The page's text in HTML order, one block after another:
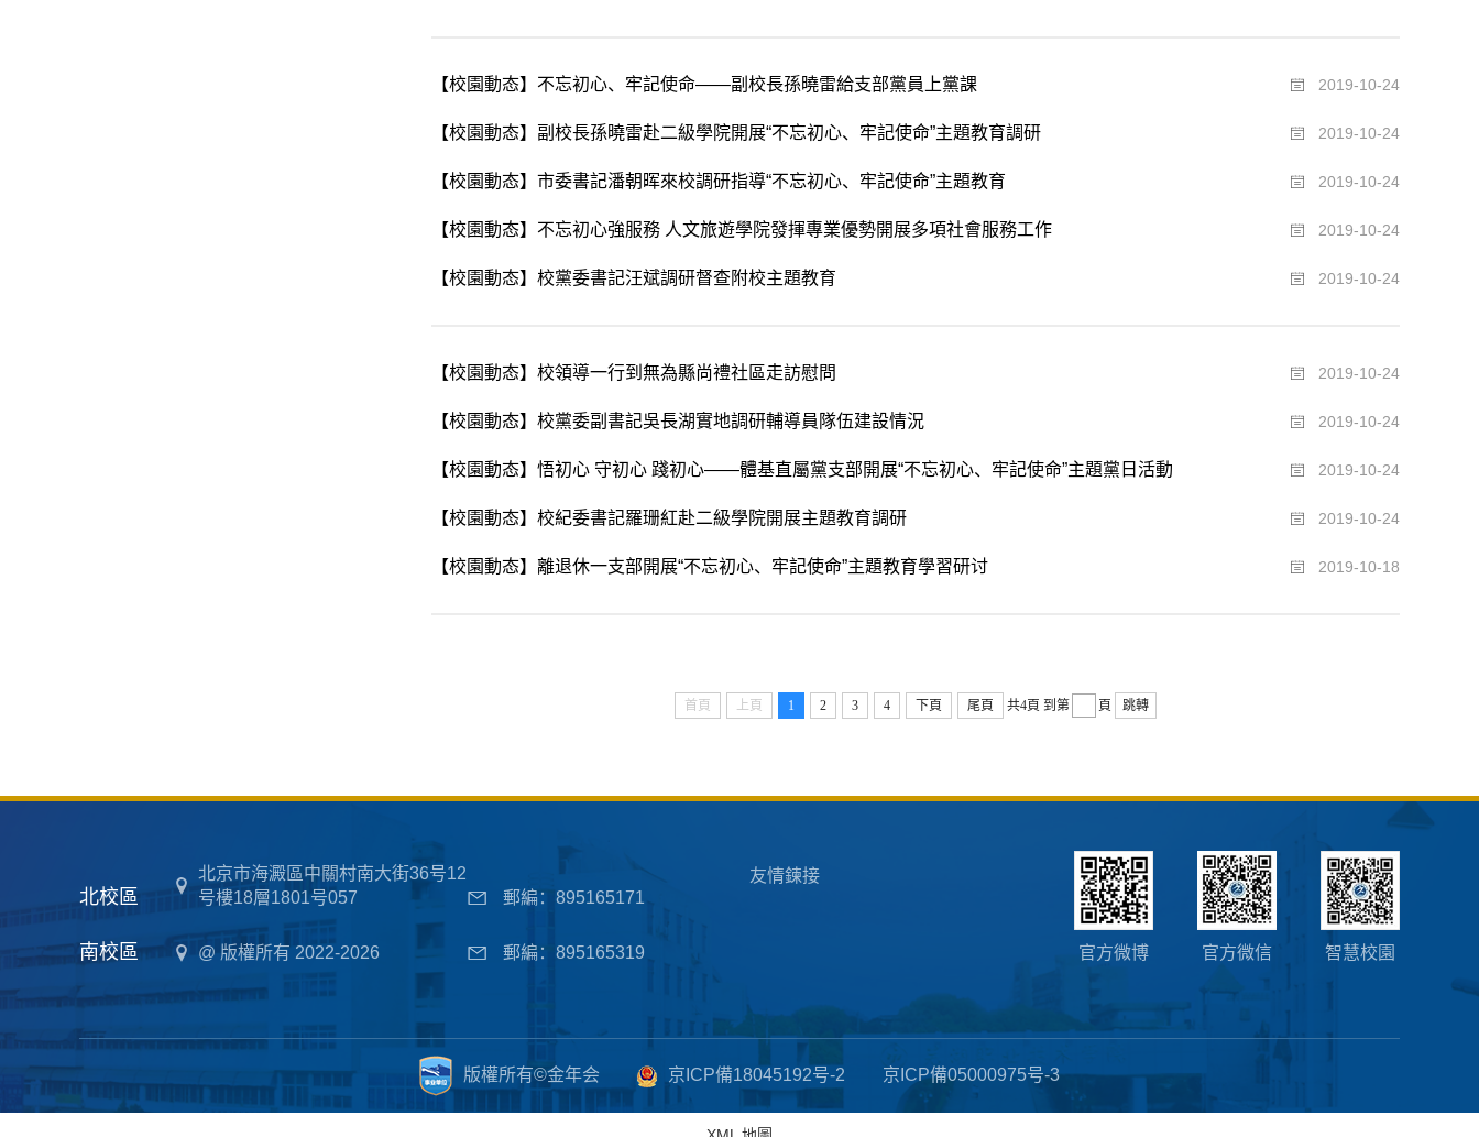
【校園動态】不忘初心、牢記使命——副校長孫曉雷給支部黨員上黨課 2019-10-24
【校園動态】副校長孫曉雷赴二級學院開展“不忘初心、牢記使命”主題教育調研 2019-10-24
【校園動态】市委書記潘朝晖來校調研指導“不忘初心、牢記使命”主題教育 2019-10-24
【校園動态】不忘初心強服務 人文旅遊學院發揮專業優勢開展多項社會服務工作 2019-10-24
【校園動态】校黨委書記汪斌調研督查附校主題教育 2019-10-24
【校園動态】校領導一行到無為縣尚禮社區走訪慰問 2019-10-24
【校園動态】校黨委副書記吳長湖實地調研輔導員隊伍建設情況 2019-10-24
【校園動态】悟初心 守初心 踐初心——體基直屬黨支部開展“不忘初心、牢記使命”主題黨日活動 2019-10-24
【校園動态】校紀委書記羅珊紅赴二級學院開展主題教育調研 2019-10-24
【校園動态】離退休一支部開展“不忘初心、牢記使命”主題教育學習研讨 2019-10-18
首頁 上頁 1 2 3 4 下頁 尾頁 共4頁 到第 頁 跳轉
北校區
北京市海澱區中關村南大街36号12
号樓18層1801号057
郵編：895165171
南校區 @ 版權所有 2022-2026 郵編：895165319
友情鍊接
官方微博 官方微信 智慧校園
版權所有©金年会 京ICP備18045192号-2 京ICP備05000975号-3